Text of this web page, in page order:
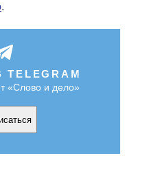
.
«Слово и дело»